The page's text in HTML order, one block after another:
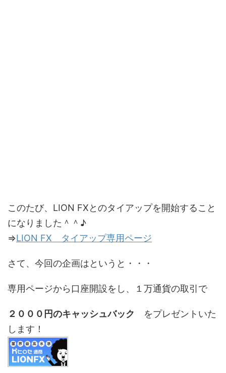
このたび、LION FXとのタイアップを開始すること
になりました＾＾♪
⇒LION FX タイアップ専用ページ
さて、今回の企画はというと・・・
専用ページから口座開設をし、１万通貨の取引で
２０００円のキャッシュバック をプレゼントいた
します！